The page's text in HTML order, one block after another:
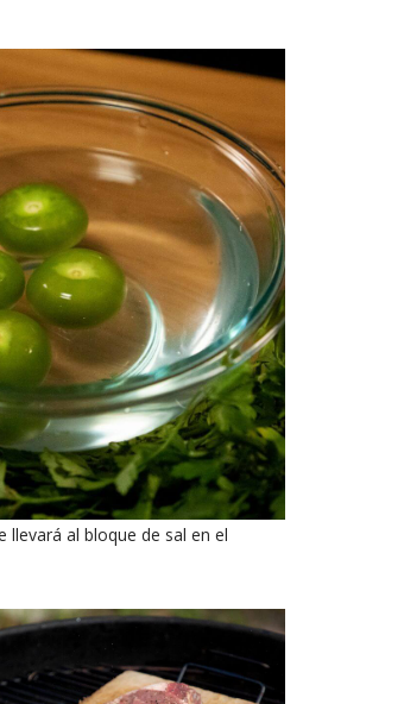
al bloque de sal en el